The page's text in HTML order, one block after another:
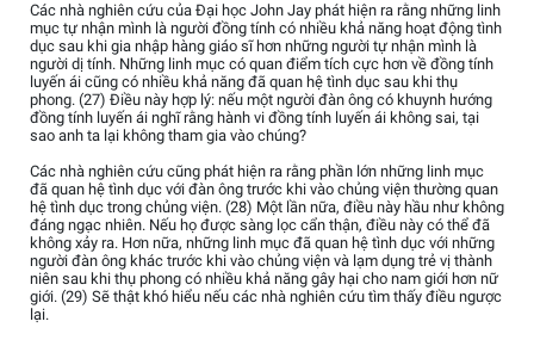
Các nhà nghiên cứu của Đại học John Jay phát hiện ra rằng những linh
mục tự nhận mình là người đồng tính có nhiều khả năng hoạt động tình
dục sau khi gia nhập hàng giáo sĩ hơn những người tự nhận mình là
người dị tính. Những linh mục có quan điểm tích cực hơn về đồng tính
luyến ái cũng có nhiều khả năng đã quan hệ tình dục sau khi thụ
phong. (27) Điều này hợp lý: nếu một người đàn ông có khuynh hướng
đồng tính luyến ái nghĩ rằng hành vi đồng tính luyến ái không sai, tại
sao anh ta lại không tham gia vào chúng?
Các nhà nghiên cứu cũng phát hiện ra rằng phần lớn những linh mục
đã quan hệ tình dục với đàn ông trước khi vào chủng viện thường quan
hệ tình dục trong chủng viện. (28) Một lần nữa, điều này hầu như không
đáng ngạc nhiên. Nếu họ được sàng lọc cẩn thận, điều này có thể đã
không xảy ra. Hơn nữa, những linh mục đã quan hệ tình dục với những
người đàn ông khác trước khi vào chủng viện và lạm dụng trẻ vị thành
niên sau khi thụ phong có nhiều khả năng gây hại cho nam giới hơn nữ
giới. (29) Sẽ thật khó hiểu nếu các nhà nghiên cứu tìm thấy điều ngược
lại.